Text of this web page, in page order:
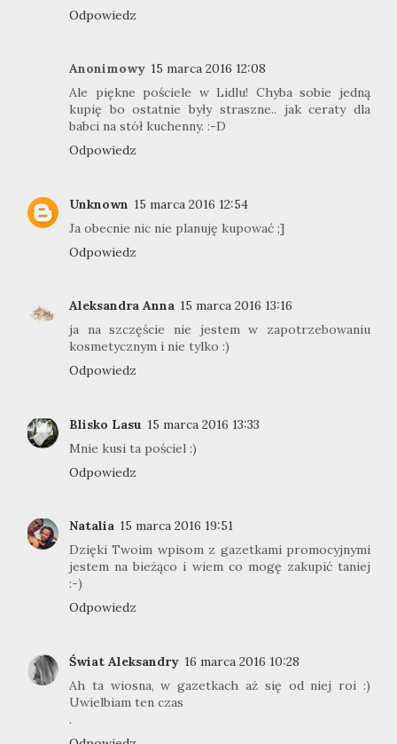
Odpowiedz
Anonimowy 15 marca 2016 12:08
Ale piękne pościele w Lidlu! Chyba sobie jedną
kupię bo ostatnie były straszne.. jak ceraty dla
babci na stół kuchenny. :-D
Odpowiedz
Unknown 15 marca 2016 12:54
Ja obecnie nic nie planuję kupować ;]
Odpowiedz
Aleksandra Anna 15 marca 2016 13:16
ja na szczęście nie jestem w zapotrzebowaniu
kosmetycznym i nie tylko :)
Odpowiedz
Blisko Lasu 15 marca 2016 13:33
Mnie kusi ta pościel :)
Odpowiedz
Natalia 15 marca 2016 19:51
Dzięki Twoim wpisom z gazetkami promocyjnymi
jestem na bieżąco i wiem co mogę zakupić taniej
:-)
Odpowiedz
Świat Aleksandry 16 marca 2016 10:28
Ah ta wiosna, w gazetkach aż się od niej roi :)
Uwielbiam ten czas
.